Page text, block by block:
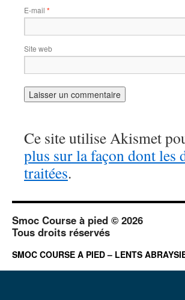
E-mail *
Site web
Ce site utilise Akismet
plus sur la façon dont les
traitées.
Smoc Course à pied © 2026
Tous droits réservés
SMOC COURSE A PIED – LENTS